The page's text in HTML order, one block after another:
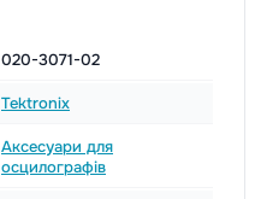
020-3071-02
Tektronix
Аксесуари для
осцилографів